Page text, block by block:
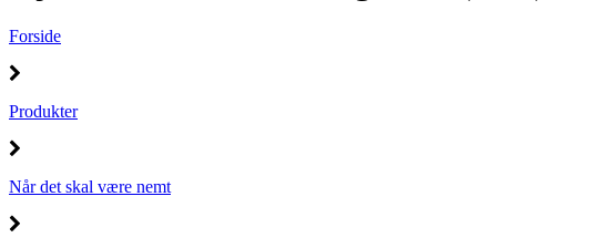
Forside
Produkter
Når det skal være nemt